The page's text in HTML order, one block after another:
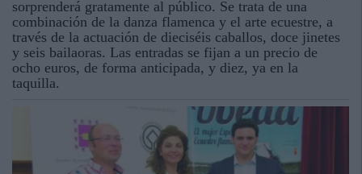
sorprenderá gratamente al público. Se trata de una
combinación de la danza flamenca y el arte ecuestre, a
través de la actuación de dieciséis caballos, doce jinetes
y seis bailaoras. Las entradas se fijan a un precio de
ocho euros, de forma anticipada, y diez, ya en la
taquilla.